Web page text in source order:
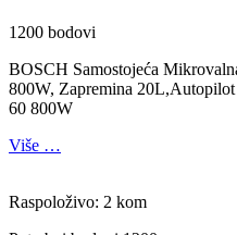
1200 bodovi
BOSCH Samostojeća
800W, Zapremina
60 800W
Više …
Raspoloživo: 2 kom